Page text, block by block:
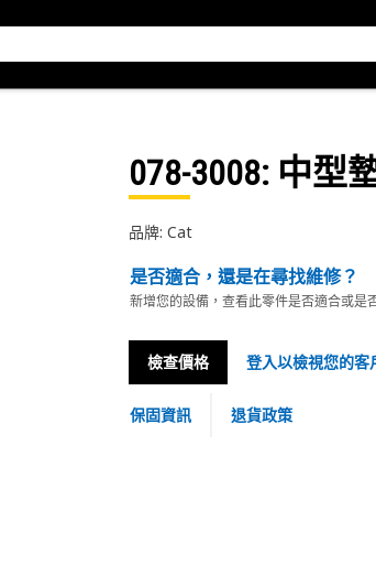
078-3008: 中型
品牌: Cat
是否適合，還是在尋找維修？
新增您的設備，查看此零件是否適合或是
檢查價格 登入以檢視您的客
保固資訊 退貨政策